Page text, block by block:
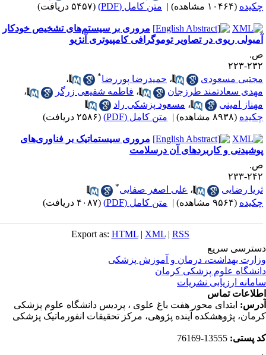
(۱۰۴۶۴ مشاهده) | متن کامل (PDF) (۵۴۵۷ دریافت)
مروری بر سیستم‌های تشخیص خودکار
ریوی در تصاویر توموگرافی کامپیوتری آنژیو
۲۲۳
مسعودی
،حمیدرضا پوررضا*
،
سعادتمند طرزجان
،فاطمه شفیعی زرگر
،
امینی
،مسعود پزشکی راد
(۸۹۳۸ مشاهده) | متن کامل (PDF) (۲۵۸۶ دریافت)
مروری سیستماتیک بر فناوری‌های
و کاربردهای آن درسلامت
۲۳۳
رضایی
،علی اصغر صفایی
(۹۵۶۴ مشاهده) | متن کامل (PDF) (۴۰۸۷ دریافت)
Export as:HTML |XML |RSS
سریع
بهداشت، درمان و آموزش پزشکی
علوم پزشکی کرمان
ارزیابی نشریات
تماس
ابتدای محور هفت باغ علوی ، پردیس دانشگاه علوم پزشکی
پژوهشکده آینده پژوهی، مرکز تحقیقات انفورماتیک پزشکی
پستی: 13555-76169